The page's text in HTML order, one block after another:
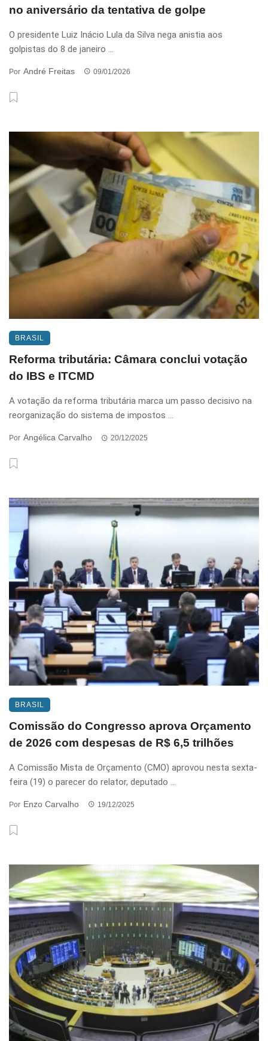
no aniversário da tentativa de golpe
O presidente Luiz Inácio Lula da Silva nega anistia aos
golpistas do 8 de janeiro ...
Por André Freitas 09/01/2026
BRASIL
Reforma tributária: Câmara conclui votação
do IBS e ITCMD
A votação da reforma tributária marca um passo decisivo na
reorganização do sistema de impostos ...
Por Angélica Carvalho 20/12/2025
BRASIL
Comissão do Congresso aprova Orçamento
de 2026 com despesas de R$ 6,5 trilhões
A Comissão Mista de Orçamento (CMO) aprovou nesta sexta-
feira (19) o parecer do relator, deputado ...
Por Enzo Carvalho 19/12/2025